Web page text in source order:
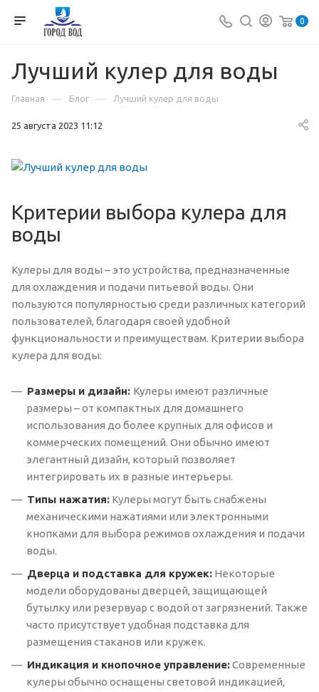
0
Лучший кулер для воды
Главная — Блог — Лучший кулер для воды
25 августа 2023 11:12
Критерии выбора кулера для
воды
Кулеры для воды – это устройства, предназначенные
для охлаждения и подачи питьевой воды. Они
пользуются популярностью среди различных категорий
пользователей, благодаря своей удобной
функциональности и преимуществам. Критерии выбора
кулера для воды:
Размеры и дизайн: Кулеры имеют различные
размеры – от компактных для домашнего
использования до более крупных для офисов и
коммерческих помещений. Они обычно имеют
элегантный дизайн, который позволяет
интегрировать их в разные интерьеры.
Типы нажатия: Кулеры могут быть снабжены
механическими нажатиями или электронными
кнопками для выбора режимов охлаждения и подачи
воды.
Дверца и подставка для кружек: Некоторые
модели оборудованы дверцей, защищающей
бутылку или резервуар с водой от загрязнений. Также
часто присутствует удобная подставка для
размещения стаканов или кружек.
Индикация и кнопочное управление:Современные
кулеры обычно оснащены световой индикацией,